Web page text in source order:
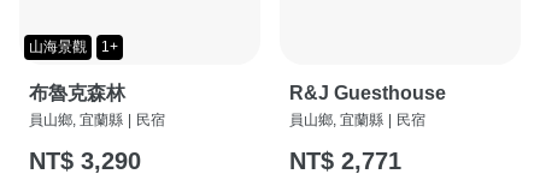
山海景觀 1+
布魯克森林
員山鄉, 宜蘭縣 民宿
NT$ 3,290
R&J Guesthouse
員山鄉, 宜蘭縣 民宿
NT$ 2,771